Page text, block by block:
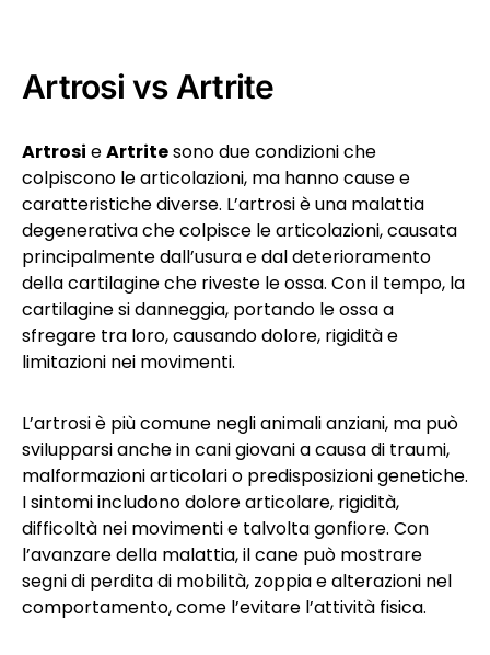
Artrosi vs Artrite
Artrosi eArtritesono due condizioni che
colpiscono le articolazioni, ma hanno cause e
caratteristiche diverse. L’artrosi è una malattia
degenerativa che colpisce le articolazioni, causata
principalmente dall’usura e dal deterioramento
della cartilagine che riveste le ossa. Con il tempo, la
cartilagine si danneggia, portando le ossa a
sfregare tra loro, causando dolore, rigidità e
limitazioni nei movimenti.
L’artrosi è più comune negli animali anziani, ma può
svilupparsi anche in cani giovani a causa di traumi,
malformazioni articolari o predisposizioni genetiche.
I sintomi includono dolore articolare, rigidità,
difficoltà nei movimenti e talvolta gonfiore. Con
l’avanzare della malattia, il cane può mostrare
segni di perdita di mobilità, zoppia e alterazioni nel
comportamento, come l’evitare l’attività fisica.